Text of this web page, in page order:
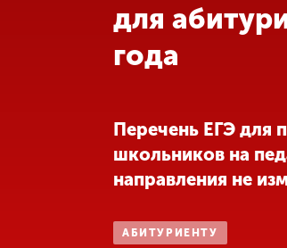
Другие виды
деятельности
Студенческая
для
года
Перечень ЕГЭ для
школьников на
направления не
АБИТУРИЕНТУ